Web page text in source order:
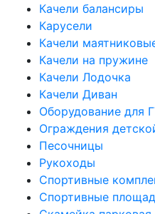
Качели балансиры
Карусели
Качели
Качели на пружине
Качели Лодочка
Качели Диван
Оборудование для
Ограждения
Песочницы
Рукоходы
Спортивные
Спортивные